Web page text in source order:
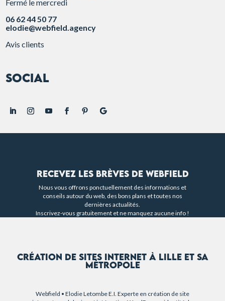
Fermé le mercredi
06 62 44 50 77
elodie@webfield.agency
Avis clients
Social
Recevez les brèves de Webfield
Nous vous offrons ponctuellement des informations et
conseils autour du web, des bons plans et toutes nos
dernières actualités.
Inscrivez-vous gratuitement et ne manquez aucune info !
Création de sites internet à Lille et sa
métropole
Webfield • Elodie Letombe E.I. Experte en création de site